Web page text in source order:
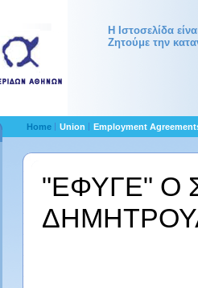
Η Ιστοσελίδα
Ζητούμε την
Home Union Employment
"ΕΦΥΓΕ" Ο